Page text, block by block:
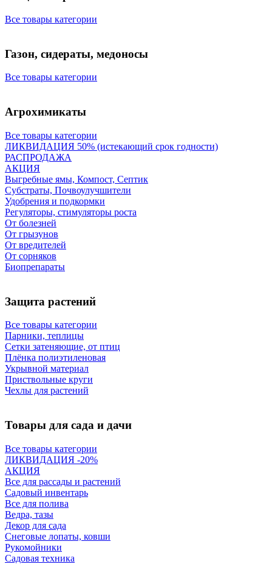
Все товары категории
Газон, сидераты, медоносы
Все товары категории
Агрохимикаты
Все товары категории
ЛИКВИДАЦИЯ 50% (истекающий срок годности)
РАСПРОДАЖА
АКЦИЯ
Выгребные ямы, Компост, Септик
Субстраты, Почвоулучшители
Удобрения и подкормки
Регуляторы, стимуляторы роста
От болезней
От грызунов
От вредителей
От сорняков
Биопрепараты
Защита растений
Все товары категории
Парники, теплицы
Сетки затеняющие, от птиц
Плёнка полиэтиленовая
Укрывной материал
Приствольные круги
Чехлы для растений
Товары для сада и дачи
Все товары категории
ЛИКВИДАЦИЯ -20%
АКЦИЯ
Все для рассады и растений
Садовый инвентарь
Все для полива
Ведра, тазы
Декор для сада
Снеговые лопаты, ковши
Рукомойники
Садовая техника